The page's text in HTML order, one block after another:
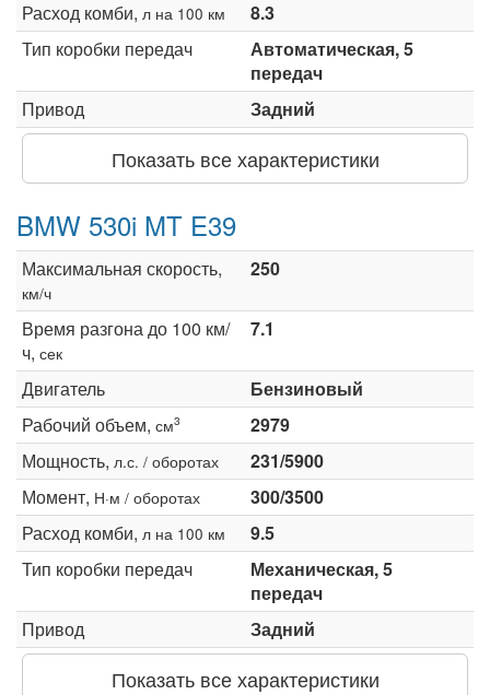
Расход комби, л на 100 км
8.3
Тип коробки передач
Автоматическая, 5
передач
Привод
Задний
Показать все характеристики
BMW 530i MT E39
Максимальная скорость,
км/ч
250
Время разгона до 100 км/
ч, сек
7.1
Двигатель
Бензиновый
Рабочий объем, см3
2979
Мощность, л.с. / оборотах
231/5900
Момент, Н·м / оборотах
300/3500
Расход комби, л на 100 км
9.5
Тип коробки передач
Механическая, 5
передач
Привод
Задний
Показать все характеристики